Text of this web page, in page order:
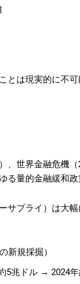
とは現実的に不可
世界金融危機（
量的金融緩和政
サプライ）は大
新規採掘）
5兆ドル → 2024年